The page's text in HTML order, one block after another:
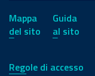
Mappa
del sito
Guida
al sito
Regole di accesso